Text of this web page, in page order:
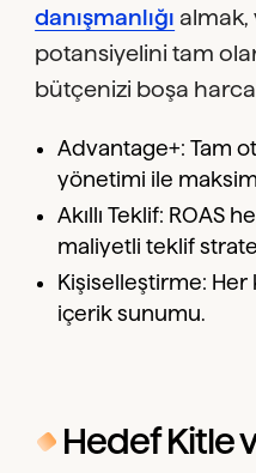
danışmanlığı almak,
potansiyelini tam
bütçenizi boşa
Advantage+: Tam
yönetimi ile
Akıllı Teklif: ROAS
maliyetli teklif
Kişiselleştirme: Her
içerik sunumu.
Hedef Kitle